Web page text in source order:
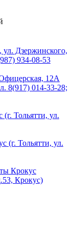
ул. Дзержинского,
934-08-53
12А
8(917) 014-33-28;
Тольятти, ул.
(г. Тольятти, ул.
Крокус
Крокус)